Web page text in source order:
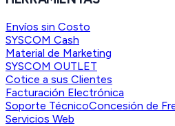
Envíos sin Costo
SYSCOM Cash
Material de Marketing
SYSCOM OUTLET
Cotice a sus Clientes
Facturación Electrónica
Soporte TécnicoConcesión de
Servicios Web